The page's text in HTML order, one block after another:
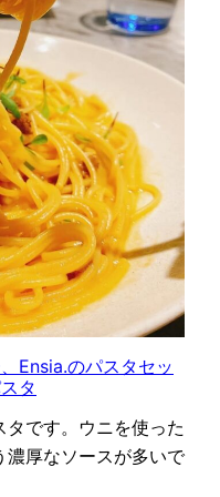
Ensia.のパスタセッ
タ
です。ウニを使った
濃厚なソースが多いで